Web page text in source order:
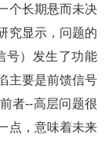
长期悬而未决
究显示，问题的
号）发生了功能
主要是前馈信号
者--高层问题很
点，意味着未来